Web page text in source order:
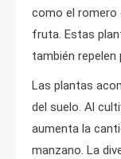
como el romero
fruta. Estas
también repelen
Las plantas
del suelo. Al
aumenta la
manzano. La